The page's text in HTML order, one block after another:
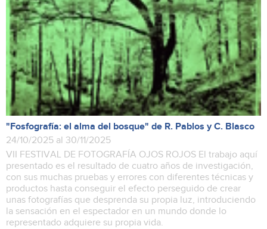
"Fosfografía: el alma del bosque" de R. Pablos y C. Blasco
24/10/2025 al 30/11/2025
VII FESTIVAL DE FOTOGRAFÍA OJOS ROJOS El trabajo aquí
presentado es el resultado de cuatro años de investigación,
con sus muchas pruebas y errores con diferentes técnicas y
productos hasta conseguir el efecto perseguido de crear
unas fotografías que desprenda su propia luz, introduciendo
la sensación en el espectador en un mundo donde lo
representado adquiere su propia vida.